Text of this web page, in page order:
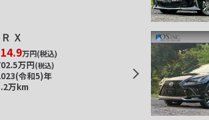
Ｘ
万円(税込)
万円(税込)
令和5)年
万km